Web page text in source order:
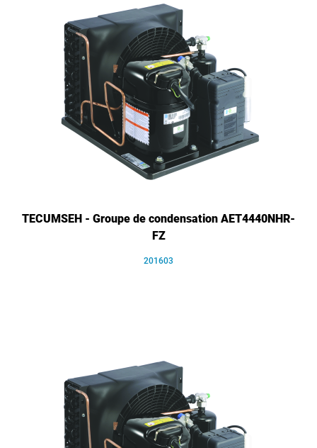
TECUMSEH - Groupe de condensation AET4440NHR-
FZ
201603